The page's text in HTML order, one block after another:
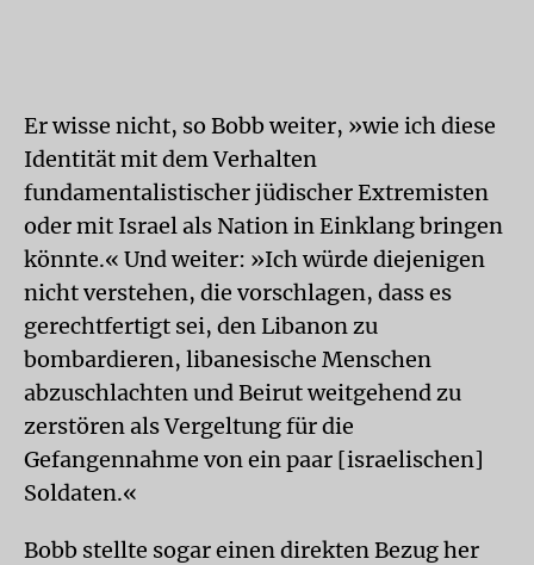
Er wisse nicht, so Bobb weiter, »wie ich diese
Identität mit dem Verhalten
fundamentalistischer jüdischer Extremisten
oder mit Israel als Nation in Einklang bringen
könnte.« Und weiter: »Ich würde diejenigen
nicht verstehen, die vorschlagen, dass es
gerechtfertigt sei, den Libanon zu
bombardieren, libanesische Menschen
abzuschlachten und Beirut weitgehend zu
zerstören als Vergeltung für die
Gefangennahme von ein paar [israelischen]
Soldaten.«
Bobb stellte sogar einen direkten Bezug her